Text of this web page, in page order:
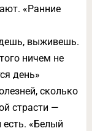
«Ранние
выживешь.
ничем не
день»
сколько
страсти —
«Белый